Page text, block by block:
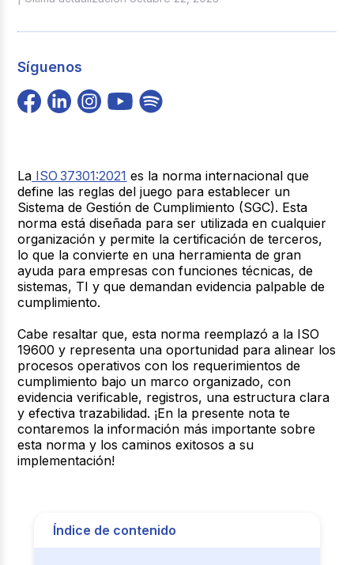
Síguenos
La ISO 37301:2021 es la norma internacional que
define las reglas del juego para establecer un
Sistema de Gestión de Cumplimiento (SGC). Esta
norma está diseñada para ser utilizada encualquier
organización y permite lacertificación de terceros,
lo que la convierte en una herramienta de gran
ayuda para empresas con funciones técnicas, de
sistemas, TI y que demandan evidencia palpable de
cumplimiento.
Cabe resaltar que, esta norma reemplazó a la ISO
19600 y representa unaoportunidad para alinear los
procesos operativos con los requerimientos de
cumplimiento bajo un marco organizado, con
evidencia verificable, registros, una estructura clara
y efectiva trazabilidad. ¡En la presente nota te
contaremos la información más importante sobre
esta norma y los caminos exitosos a su
implementación!
Índice de contenido